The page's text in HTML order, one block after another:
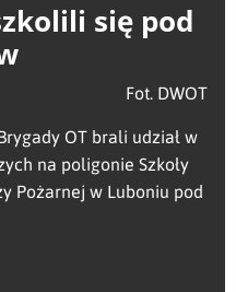
się pod
Fot. DWOT
OT brali udział w
na poligonie Szkoły
Pożarnej w Luboniu pod